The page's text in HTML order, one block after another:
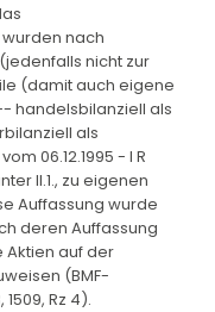
nach
nicht zur
(damit auch eigene
handelsbilanziell als
als
06.12.1995 - I R
II.1., zu eigenen
Auffassung wurde
deren Auffassung
auf der
(BMF-
1509, Rz 4).